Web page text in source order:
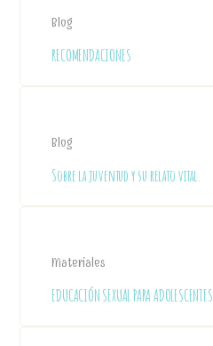
Blog
RECOMENDACIONES
Blog
Sobre la juventud y su relato vital.
Materiales
EDUCACIÓN SEXUAL PARA ADOLESCENTES